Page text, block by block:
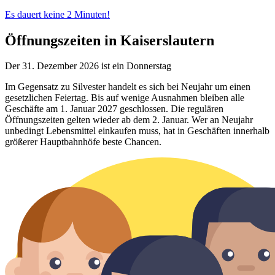
Es dauert keine 2 Minuten!
Öffnungszeiten in Kaiserslautern
Der 31. Dezember 2026 ist ein Donnerstag
Im Gegensatz zu Silvester handelt es sich bei Neujahr um einen
gesetzlichen Feiertag. Bis auf wenige Ausnahmen bleiben alle
Geschäfte am 1. Januar 2027 geschlossen. Die regulären
Öffnungszeiten gelten wieder ab dem 2. Januar. Wer an Neujahr
unbedingt Lebensmittel einkaufen muss, hat in Geschäften innerhalb
größerer Hauptbahnhöfe beste Chancen.